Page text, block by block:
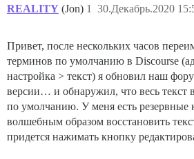
REALITY (Jon) 30.Декабрь.2020
1
Привет, после нескольких часов
терминов по умолчанию в Discourse
настройка > текст) я обновил наш
версии… и обнаружил, что весь текст
по умолчанию. У меня есть резервные
волшебным образом восстановить
придется нажимать кнопку